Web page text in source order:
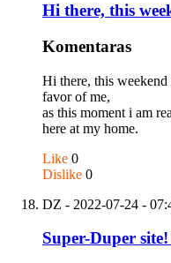
Hi there, this
Komentaras
Hi there, this weekend
favor of me,
as this moment i am
here at my home.
Like 0
Dislike 0
DZ - 2022-07-24 -
Super-Duper